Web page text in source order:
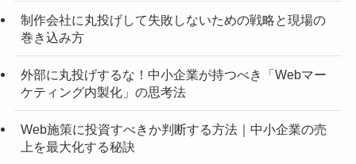
制作会社に丸投げして失敗しないための戦略と現場の
巻き込み方
外部に丸投げするな！中小企業が持つべき「Webマー
ケティング内製化」の思考法
Web施策に投資すべきか判断する方法｜中小企業の売
上を最大化する秘訣